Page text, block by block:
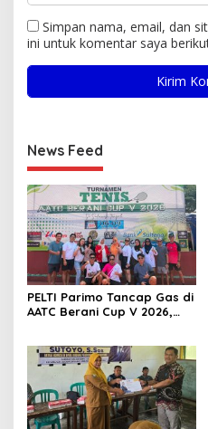
Simpan nama, email, dan
ini untuk komentar saya
News Feed
PELTI Parimo Tancap Gas di
AATC Berani Cup V 2026,
Sulteng